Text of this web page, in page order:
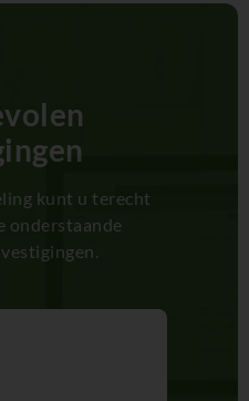
kunt u terecht
onderstaande